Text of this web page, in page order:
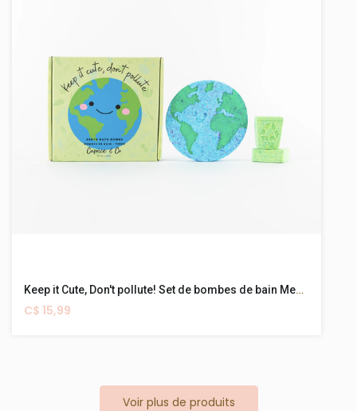
Keep it Cute, Don't pollute! Set de bombes de bain Mega + Minis
C$ 15,99
Voir plus de produits